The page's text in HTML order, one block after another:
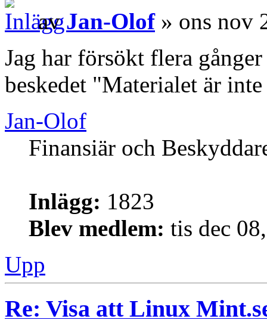
avJan-Olof» ons nov
Jag har försökt flera
beskedet "Materialet är
Jan-Olof
Finansiär och
Inlägg: 1823
Blev medlem: tis dec
Upp
Re: Visa att Linux